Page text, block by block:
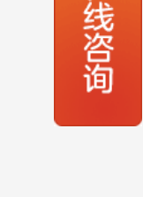
刘亚洲主诊